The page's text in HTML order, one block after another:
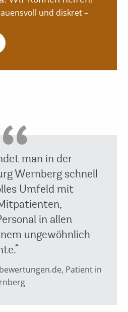
und diskret –
man in der
Wernberg schnell
Umfeld mit
in allen
ungewöhnlich
Patient in